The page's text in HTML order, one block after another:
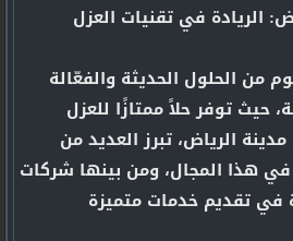
الريادة في تقنيات العزل
من الحلول الحديثة والفعّالة
حيث توفر حلاً ممتازًا للعزل
الرياض، تبرز العديد من
هذا المجال، ومن بينها شركات
في تقديم خدمات متميزة